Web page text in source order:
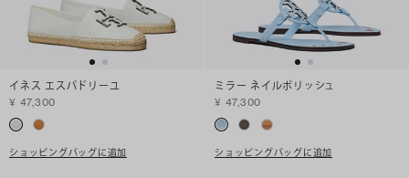
イネス エスパドリーユ
¥ 47,300
ショッピングバッグに追加
ミラー ネイルポリッシュ
¥ 47,300
ショッピングバッグに追加